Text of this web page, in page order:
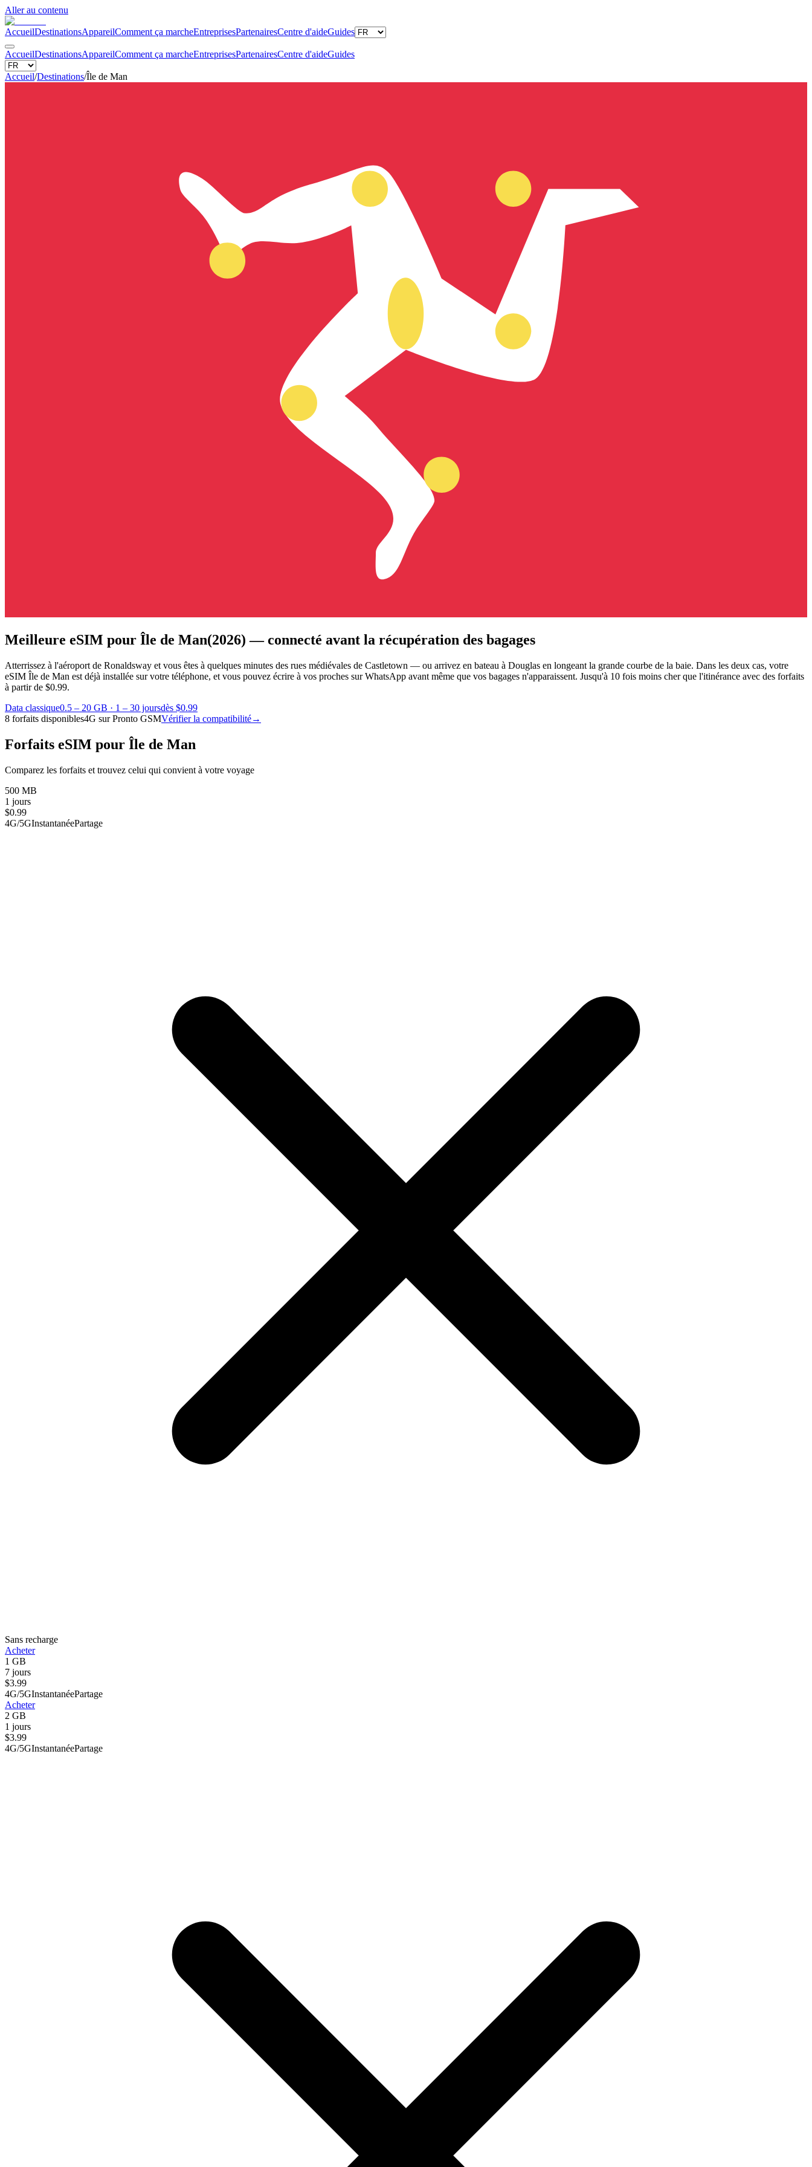
Aller au contenu
AccueilDestinationsAppareilComment ça marcheEntreprisesPartenairesCentre d'aideGuides
AccueilDestinationsAppareilComment ça marcheEntreprisesPartenairesCentre d'aideGuides
Accueil/Destinations/Île de Man
Meilleure eSIM pour Île de Man(2026) — connecté avant la récupération des bagages
Atterrissez à l'aéroport de Ronaldsway et vous êtes à quelques minutes des rues médiévales de Castletown — ou arrivez en bateau à Douglas en longeant la grande courbe de la baie. Dans les deux cas, votre
eSIM Île de Man est déjà installée sur votre téléphone, et vous pouvez écrire à vos proches sur WhatsApp avant même que vos bagages n'apparaissent. Jusqu'à 10 fois moins cher que l'itinérance avec des forfaits
à partir de $0.99.
Data classique0.5 – 20 GB · 1 – 30 joursdès $0.99
8 forfaits disponibles4G sur Pronto GSMVérifier la compatibilité→
Forfaits eSIM pour Île de Man
Comparez les forfaits et trouvez celui qui convient à votre voyage
500 MB
1 jours
$0.99
4G/5GInstantanéePartage
Sans recharge
Acheter
1 GB
7 jours
$3.99
4G/5GInstantanéePartage
Acheter
2 GB
1 jours
$3.99
4G/5GInstantanéePartage